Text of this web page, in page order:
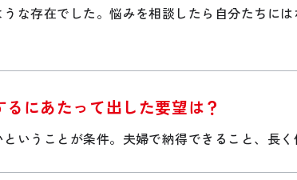
な存在でした。悩みを相談したら自分たちに
にあたって出した要望は？
いうことが条件。夫婦で納得できること、長